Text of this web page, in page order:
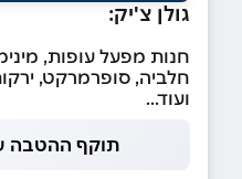
גולן צ'יק:
חנות מפעל עופות,
חלביה, סופרמרקט,
ועוד...
תוקף ההטבה עד -